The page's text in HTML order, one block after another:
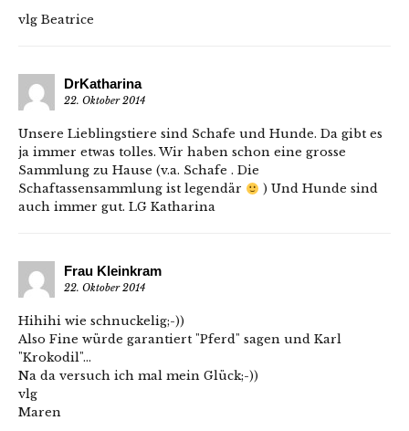
vlg Beatrice
DrKatharina
22. Oktober 2014
Unsere Lieblingstiere sind Schafe und Hunde. Da gibt es
ja immer etwas tolles. Wir haben schon eine grosse
Sammlung zu Hause (v.a. Schafe . Die
Schaftassensammlung ist legendär
) Und Hunde sind
auch immer gut. LG Katharina
Frau Kleinkram
22. Oktober 2014
Hihihi wie schnuckelig;-))
Also Fine würde garantiert "Pferd" sagen und Karl
"Krokodil"…
Na da versuch ich mal mein Glück;-))
vlg
Maren